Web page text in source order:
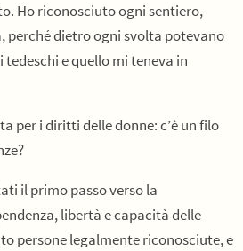
Ho riconosciuto ogni sentiero,
perché dietro ogni svolta potevano
tedeschi e quello mi teneva in
per i diritti delle donne: c’è un filo
il primo passo verso la
libertà e capacità delle
persone legalmente riconosciute, e